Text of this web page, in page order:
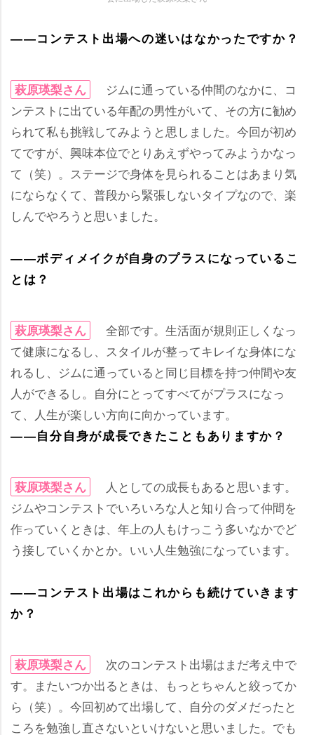
――コンテスト出場への迷いはなかったですか？
萩原瑛梨さん
ジムに通っている仲間のなかに、コ
ンテストに出ている年配の男性がいて、その方に勧め
られて私も挑戦してみようと思しました。今回が初め
てですが、興味本位でとりあえずやってみようかなっ
て（笑）。ステージで身体を見られることはあまり気
にならなくて、普段から緊張しないタイプなので、楽
しんでやろうと思いました。
――ボディメイクが自身のプラスになっているこ
とは？
萩原瑛梨さん
全部です。生活面が規則正しくなっ
て健康になるし、スタイルが整ってキレイな身体にな
れるし、ジムに通っていると同じ目標を持つ仲間や友
人ができるし。自分にとってすべてがプラスになっ
て、人生が楽しい方向に向かっています。
――自分自身が成長できたこともありますか？
萩原瑛梨さん
人としての成長もあると思います。
ジムやコンテストでいろいろな人と知り合って仲間を
作っていくときは、年上の人もけっこう多いなかでど
う接していくかとか。いい人生勉強になっています。
――コンテスト出場はこれからも続けていきます
か？
萩原瑛梨さん
次のコンテスト出場はまだ考え中で
す。またいつか出るときは、もっとちゃんと絞ってか
ら（笑）。今回初めて出場して、自分のダメだったと
ころを勉強し直さないといけないと思いました。でも